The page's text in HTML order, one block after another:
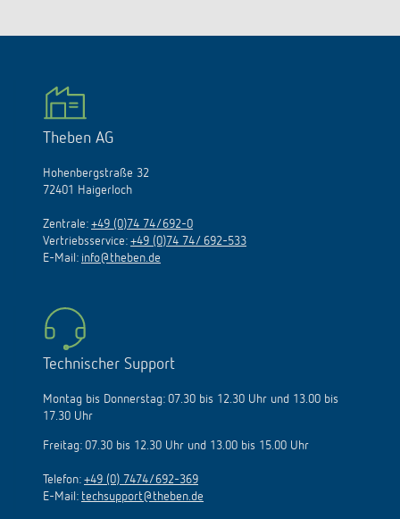
Theben AG
Hohenbergstraße 32
72401 Haigerloch
Zentrale: +49 (0)74 74/692-0
Vertriebsservice: +49 (0)74 74/ 692-533
E-Mail: info@theben.de
Technischer Support
Montag bis Donnerstag: 07.30 bis 12.30 Uhr und 13.00 bis
17.30 Uhr
Freitag: 07.30 bis 12.30 Uhr und 13.00 bis 15.00 Uhr
Telefon: +49 (0) 7474/692-369
E-Mail: techsupport@theben.de